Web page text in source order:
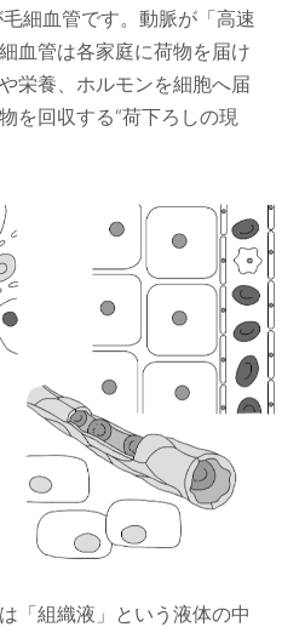
細血管です。動脈が「高速
血管は各家庭に荷物を届け
栄養、ホルモンを細胞へ届
を回収する“荷下ろしの現
「組織液」という液体の中